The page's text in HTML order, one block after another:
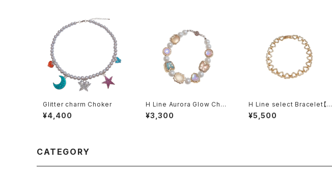
Glitter charm Choker
¥4,400
H Line Aurora Glow Char
m × Pearl Bracelet
¥3,300
H Line select Bracelet【G
old Heart】
¥5,500
CATEGORY